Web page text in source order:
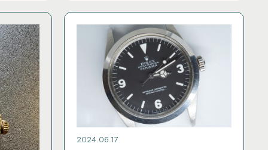
2024.06.17